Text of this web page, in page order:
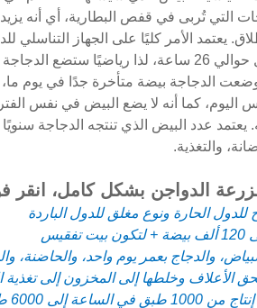
التي تُربى في قفص البطارية، أي أنه
يعتمد الأمر كليًا على الجهاز
السابقة. يستغرق تكوين البيضة بالكامل حوالي
الدجاجة بيضة متأخرة جدًا في يوم
اليوم، كما أنه لا يضع البيض في نفس
يعتمد عدد البيض الذي تنتجه الدجاجة
والتغذية.
الدواجن بشكل كامل، انقر